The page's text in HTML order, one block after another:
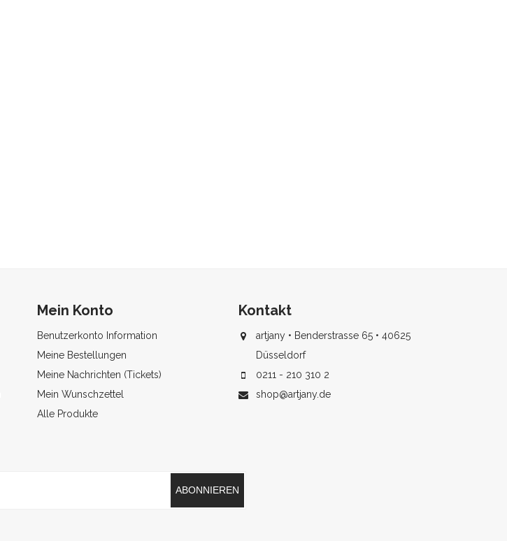
Mein Konto
Benutzerkonto Information
Meine Bestellungen
Meine Nachrichten (Tickets)
Mein Wunschzettel
Alle Produkte
Kontakt
artjany • Benderstrasse 65 • 40625
Düsseldorf
0211 - 210 310 2
shop@artjany.de
ABONNIEREN